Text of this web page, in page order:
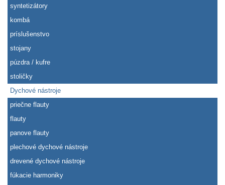
syntetizátory
kombá
príslušenstvo
stojany
púzdra / kufre
stoličky
Dychové nástroje
priečne flauty
flauty
panove flauty
plechové dychové nástroje
drevené dychové nástroje
fúkacie harmoniky